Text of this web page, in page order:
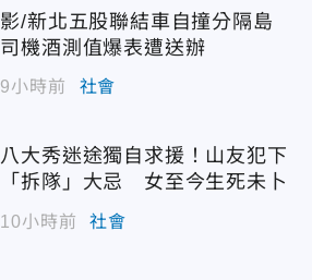
影/新北五股聯結車自撞分隔島
司機酒測值爆表遭送辦
9小時前 社會
八大秀迷途獨自求援！山友犯下
「拆隊」大忌 女至今生死未卜
10小時前 社會